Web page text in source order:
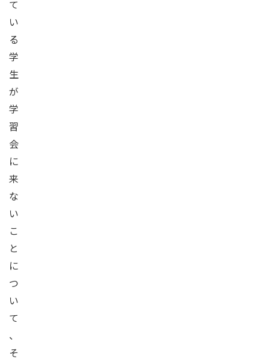
て
い
る
学
生
が
学
習
会
に
来
な
い
こ
と
に
つ
い
て
、
そ